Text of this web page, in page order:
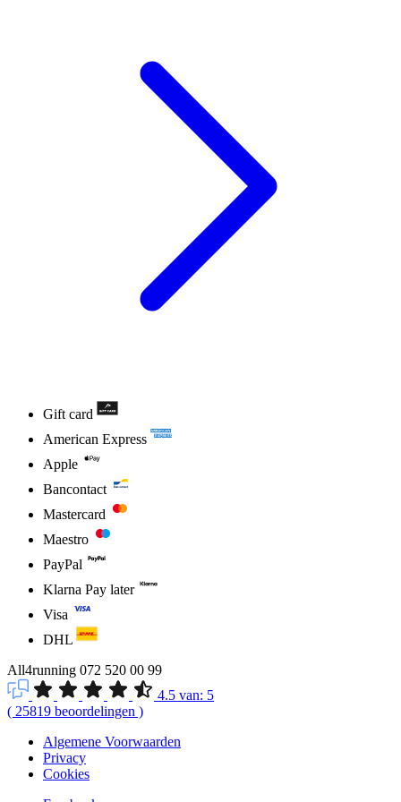
Gift card
American Express
Apple
Bancontact
Mastercard
Maestro
PayPal
Klarna Pay later
Visa
DHL
All4running 072 520 00 99
4.5 van: 5
( 25819 beoordelingen )
Algemene Voorwaarden
Privacy
Cookies